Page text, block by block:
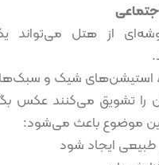
از هتل می‌تواند
استیشن‌های شیک و
را تشویق می‌کنند عکس
این موضوع باعث می‌شود:
و طبیعی ایجاد شود